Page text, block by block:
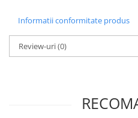
Informatii conformitate produs
Review-uri(0)